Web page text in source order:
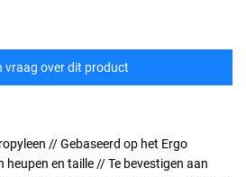
vraag over dit product
// Gebaseerd op het Ergo
en taille // Te bevestigen aan